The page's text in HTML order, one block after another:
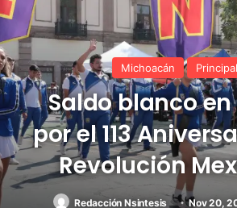
Michoacán Principal
Saldo blanco
por el 113
Revolución
Redacción Nsintesis Nov 20,